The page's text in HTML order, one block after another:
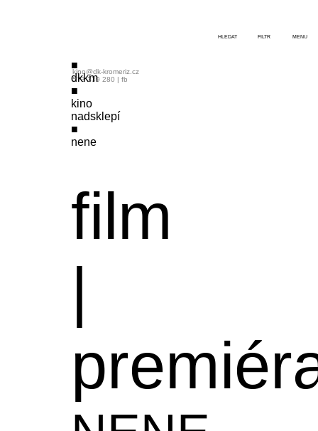
dkkm
kino
nadsklepí
nene
film
|
kino@dk-kromeriz.cz
573 339 280 | fb
HLEDAT FILTR MENU